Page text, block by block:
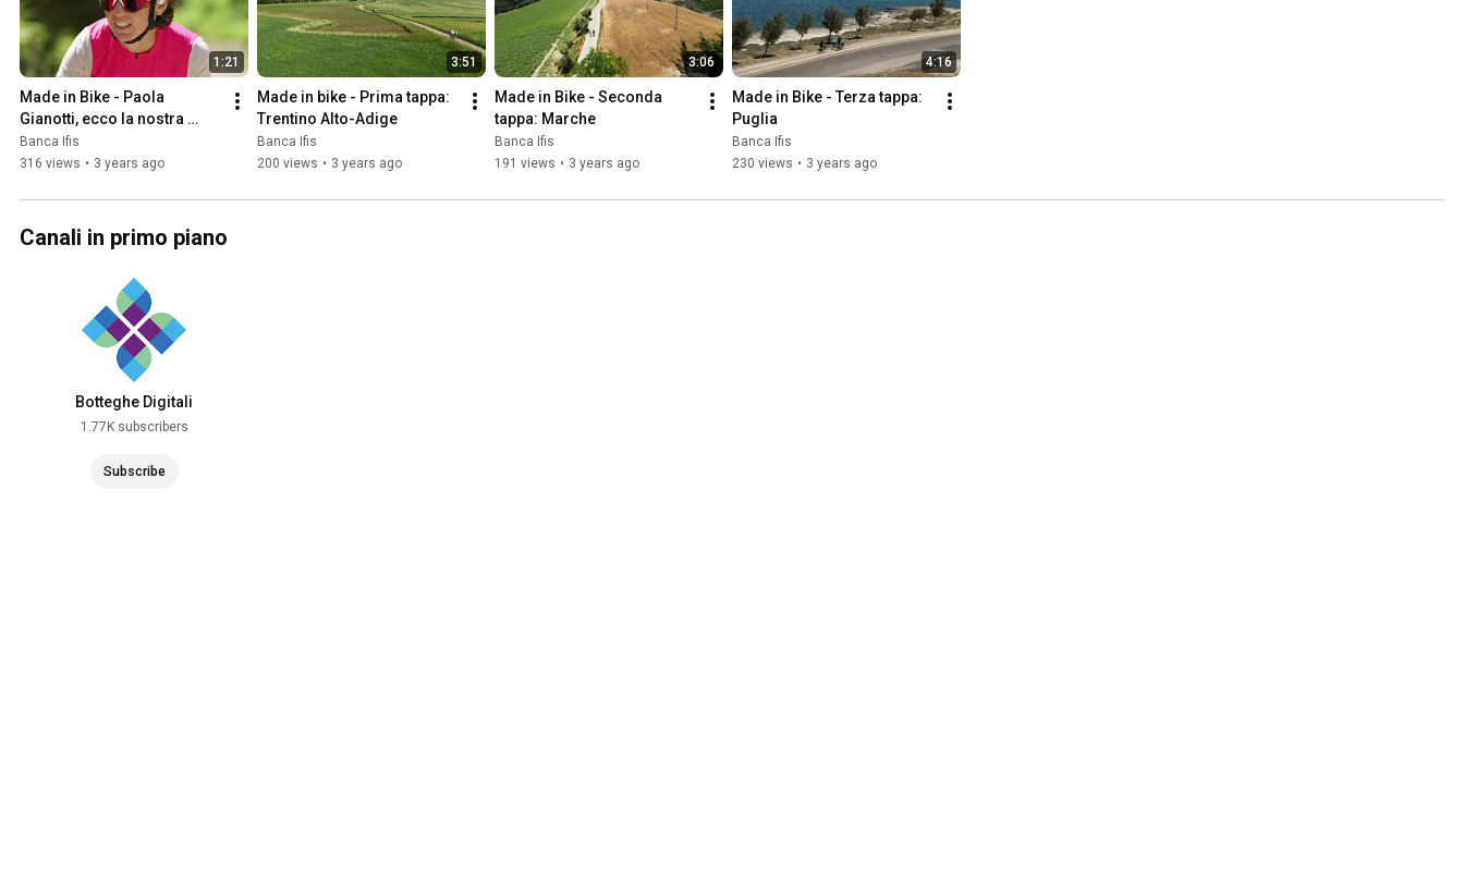
1:21
Made in Bike - Paola
Gianotti, ecco la nostra
guida
Banca Ifis
316 views • 3 years ago
3:51
Made in bike - Prima tappa:
Trentino Alto-Adige
Banca Ifis
200 views • 3 years ago
3:06
Made in Bike - Seconda
tappa: Marche
Banca Ifis
191 views • 3 years ago
4:16
Made in Bike - Terza tappa:
Puglia
Banca Ifis
230 views • 3 years ago
Canali in primo piano
Botteghe Digitali
1.77K subscribers
Subscribe